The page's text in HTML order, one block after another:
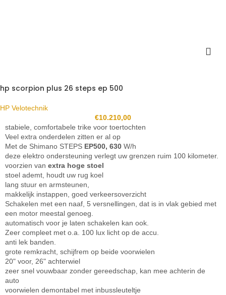
hp scorpion plus 26 steps ep 500
HP Velotechnik
€10.210,00
stabiele, comfortabele trike voor toertochten
Veel extra onderdelen zitten er al op
Met de Shimano STEPS EP500, 630 W/h
deze elektro ondersteuning verlegt uw grenzen ruim 100 kilometer.
voorzien van extra hoge stoel
stoel ademt, houdt uw rug koel
lang stuur en armsteunen,
makkelijk instappen, goed verkeersoverzicht
Schakelen met een naaf, 5 versnellingen, dat is in vlak gebied met
een motor meestal genoeg.
automatisch voor je laten schakelen kan ook.
Zeer compleet met o.a. 100 lux licht op de accu.
anti lek banden.
grote remkracht, schijfrem op beide voorwielen
20" voor, 26" achterwiel
zeer snel vouwbaar zonder gereedschap, kan mee achterin de
auto
voorwielen demontabel met inbussleuteltje